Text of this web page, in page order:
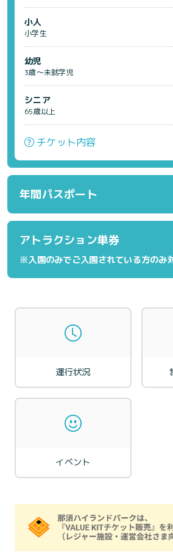
小人
小学生
幼児
3歳～未就学児
シニア
65歳以上
チケット内容
年間パスポート
アトラクション単券
※入園のみでご入園されている方のみ
運行状況
イベント